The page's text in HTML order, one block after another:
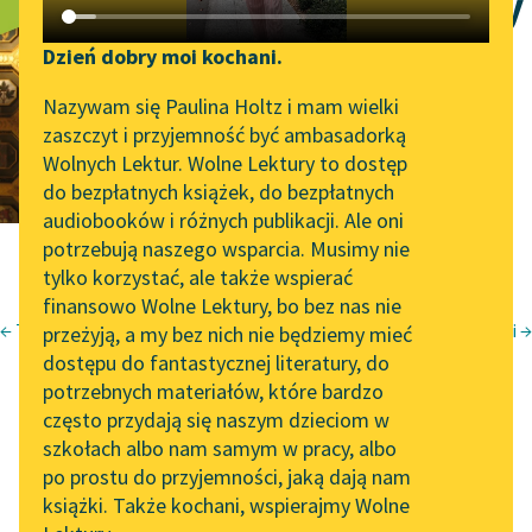
Katalog DAISY
Podkasty o książkach
Zgłoś brak utworu
Aktualności
„Prokurator Alicja Horn”
do słuchania
Byliśmy częścią AI Impact
Lab
Zapraszamy na spotkanie
online z tłumaczkami
literatury skandynawskiej
Spotkanie z Katarzyną
Tunkiel w Oslo
102. lata temu zmarł
Joseph Conrad
Narzędzia
Mapa Wolnych Lektur
Leśmianator
Przewodnik dla piszących i
czytających
API
OAI-PMH
Widget Wolnych Lektur
Przypisy
Dzień dobry moi kochani.
Nazywam się Paulina Holtz i mam wielki
zaszczyt i przyjemność być ambasadorką
Wolnych Lektur. Wolne Lektury to dostęp
do bezpłatnych książek, do bezpłatnych
audiobooków i różnych publikacji. Ale oni
potrzebują naszego wsparcia. Musimy nie
tylko korzystać, ale także wspierać
finansowo Wolne Lektury, bo bez nas nie
przeżyją, a my bez nich nie będziemy mieć
dostępu do fantastycznej literatury, do
potrzebnych materiałów, które bardzo
często przydają się naszym dzieciom w
szkołach albo nam samym w pracy, albo
po prostu do przyjemności, jaką dają nam
książki. Także kochani, wspierajmy Wolne
widzieliście...)]
Przejechali →
← Trupy z kawioremBruno Jasieński
But w butonierce
[Intermezzo]